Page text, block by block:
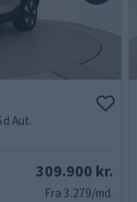
Aut.
309.900 kr.
Fra 3.279/md.